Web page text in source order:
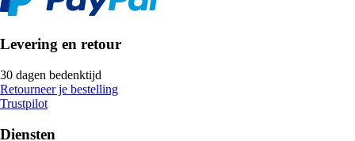
Levering en retour
30 dagen bedenktijd
Retourneer je bestelling
Trustpilot
Diensten